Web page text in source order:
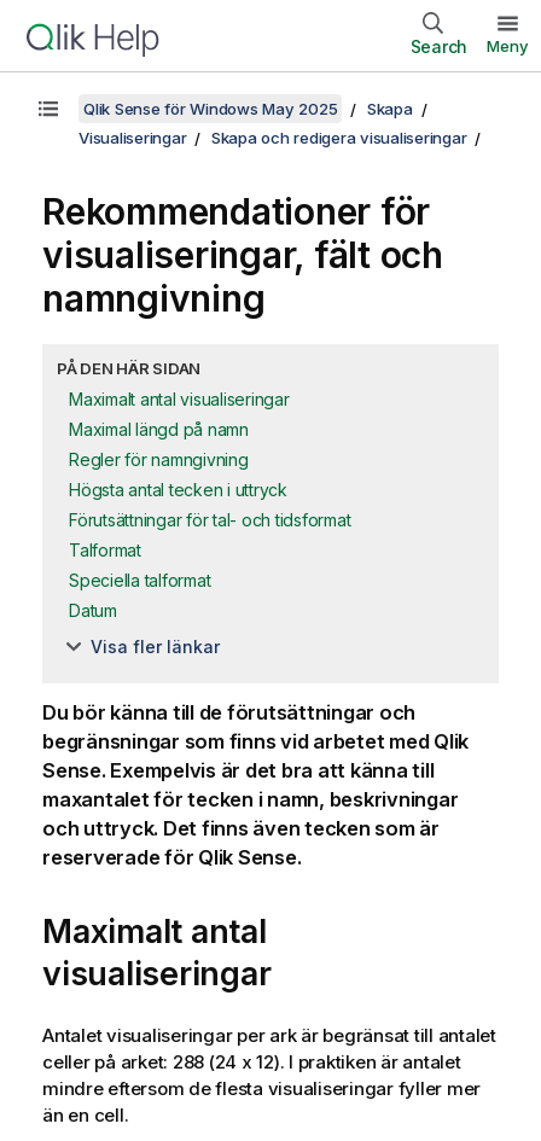
Search Meny
Qlik Sense för Windows May 2025
Skapa
Visualiseringar
Skapa och redigera visualiseringar
Rekommendationer för
visualiseringar, fält och
namngivning
PÅ DEN HÄR SIDAN
Maximalt antal visualiseringar
Maximal längd på namn
Regler för namngivning
Högsta antal tecken i uttryck
Förutsättningar för tal- och tidsformat
Talformat
Speciella talformat
Datum
Visa fler länkar
Du bör känna till de förutsättningar och
begränsningar som finns vid arbetet med Qlik
Sense. Exempelvis är det bra att känna till
maxantalet för tecken i namn, beskrivningar
och uttryck. Det finns även tecken som är
reserverade för Qlik Sense.
Maximalt antal
visualiseringar
Antalet visualiseringar per ark är begränsat till antalet
celler på arket: 288 (24 x 12). I praktiken är antalet
mindre eftersom de flesta visualiseringar fyller mer
än en cell.